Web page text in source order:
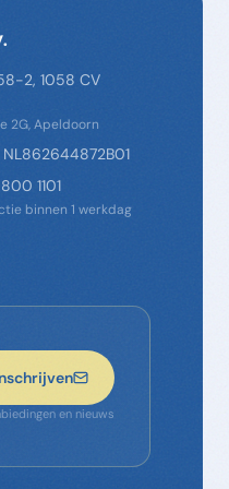
2, 1058 CV
2G, Apeldoorn
NL862644872B01
1101
binnen 1 werkdag
en nieuws